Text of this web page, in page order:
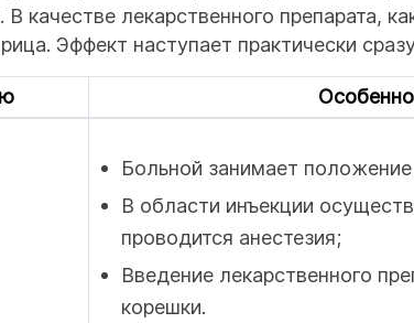
качестве лекарственного препарата,
Эффект наступает практически
Больной занимает
В области инъекции
проводится анестезия;
Введение лекарственного
корешки.